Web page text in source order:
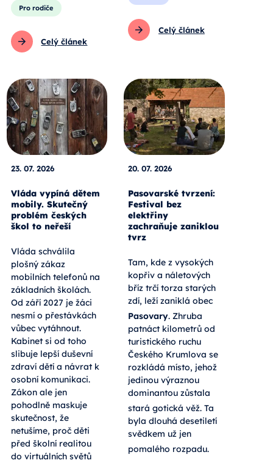
Pro rodiče
Celý článek
Celý článek
23. 07. 2026
Vláda vypíná dětem
mobily. Skutečný
problém českých
škol to neřeší
Vláda schválila
plošný zákaz
mobilních telefonů na
základních školách.
Od září 2027 je žáci
nesmí o přestávkách
vůbec vytáhnout.
Kabinet si od toho
slibuje lepší duševní
zdraví dětí a návrat k
osobní komunikaci.
Zákon ale jen
pohodlně maskuje
skutečnost, že
netušíme, proč děti
před školní realitou
do virtuálních světů
20. 07. 2026
Pasovarské tvrzení:
Festival bez
elektřiny
zachraňuje zaniklou
tvrz
Tam, kde z vysokých
kopřiv a náletových
bříz trčí torza starých
zdí, leží zaniklá obec
Pasovary. Zhruba
patnáct kilometrů od
turistického ruchu
Českého Krumlova se
rozkládá místo, jehož
jedinou výraznou
dominantou zůstala
stará gotická věž. Ta
byla dlouhá desetiletí
svědkem už jen
pomalého rozpadu.